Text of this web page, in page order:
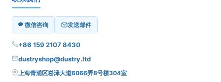
微信咨询 发送邮件
+86 159 2107 8430
dustryshop@dustry.ltd
上海青浦区崧泽大道6066弄8号楼304室